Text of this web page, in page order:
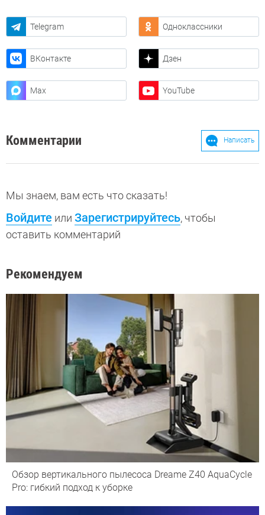
Telegram Одноклассники
ВКонтакте Дзен
Max YouTube
Комментарии Написать
Мы знаем, вам есть что сказать!
Войдите или Зарегистрируйтесь, чтобы
оставить комментарий
Рекомендуем
Обзор вертикального пылесоса Dreame Z40 AquaCycle
Pro: гибкий подход к уборке